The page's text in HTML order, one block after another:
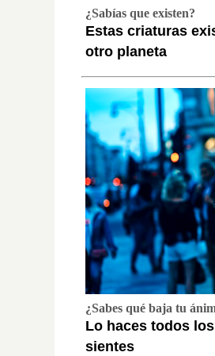
¿Sabías que existen?
Estas criaturas
otro planeta
¿Sabes qué baja tu
Lo haces todos
sientes